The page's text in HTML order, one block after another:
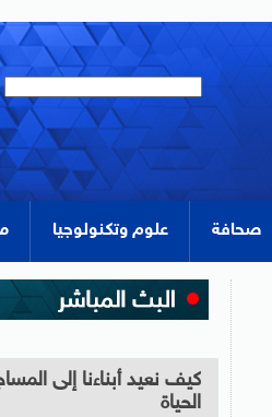
صحافة علوم وتكنولوجيا
كيف نعيد أبناءنا إلى
الحياة